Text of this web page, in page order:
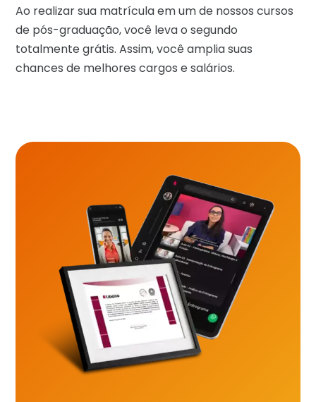
Ao realizar sua matrícula em um de nossos cursos
de pós-graduação, você leva o segundo
totalmente grátis. Assim, você amplia suas
chances de melhores cargos e salários.